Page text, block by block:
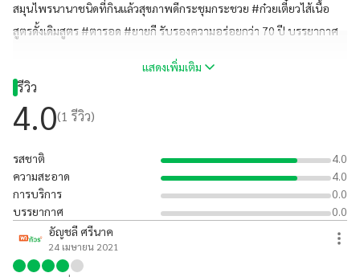
สมุนไพรนานาชนิดที่กินแล้วสุขภาพดีกระชุมกระชวย #ก๋วยเตี๋ยวไส้เนื้อ
สูตรดั้งเดิมสูตร #ตารอด #ยายกี รับรองความอร่อยกว่า 70 ปี บรรยากาศ
***ร้านเราตั้งอยู่ก่อนถึงโรงเรียนอินทโมลีประทานถนนองค์การโทรศัพท์
อ.เมือง จ.สิงห์บุร
แสดงเพิ่มเติม
รีวิว
4.0(1 รีวิว)
รสชาติ
4.0
ความสะอาด
4.0
การบริการ
0.0
บรรยากาศ
0.0
อัญชลี ศรีนาค
24 เมษายน 2021